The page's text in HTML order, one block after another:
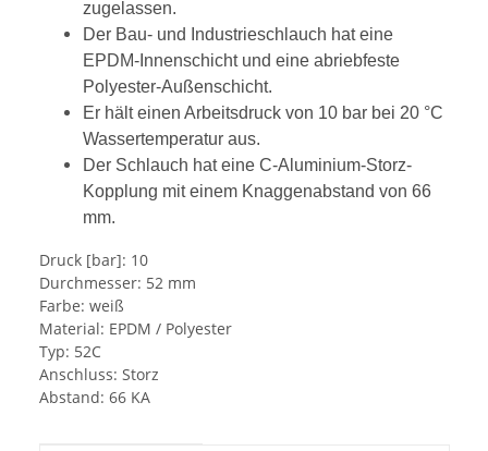
zugelassen.
Der Bau- und Industrieschlauch hat eine
EPDM-Innenschicht und eine abriebfeste
Polyester-Außenschicht.
Er hält einen Arbeitsdruck von 10 bar bei 20 °C
Wassertemperatur aus.
Der Schlauch hat eine C-Aluminium-Storz-
Kopplung mit einem Knaggenabstand von 66
mm.
Druck [bar]: 10
Durchmesser: 52 mm
Farbe: weiß
Material: EPDM / Polyester
Typ: 52C
Anschluss: Storz
Abstand: 66 KA